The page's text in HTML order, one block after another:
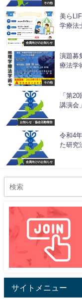
その他
会員向けのお知らせ
美ら
学療法
その他
演題募
療法学
お知らせ・協会活動報告
「第
講演会
会員向けのお知らせ
令和4
た研究
サイトメニュー